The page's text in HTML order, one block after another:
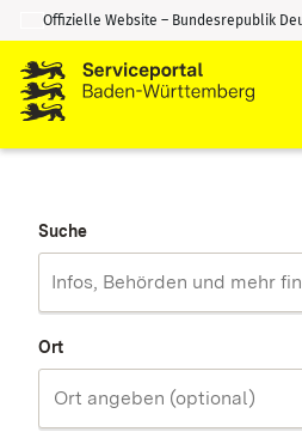
Zum Inhalt springen
Zur Suche springen
Offizielle Website – Bundesrepublik
Suche
Ort